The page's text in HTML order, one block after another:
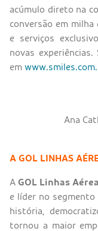
acúmulo direto na
conversão em
e serviços
novas
em
Ana
A GOL LINHAS
A GOL Linhas
e líder no segmento
história,
tornou a maior